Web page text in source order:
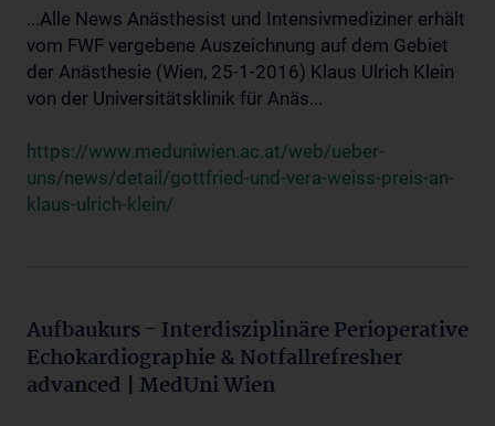
...Alle News Anästhesist und Intensivmediziner erhält
vom FWF vergebene Auszeichnung auf dem Gebiet
der Anästhesie (Wien, 25-1-2016) Klaus Ulrich Klein
von der Universitätsklinik für Anäs...
https://www.meduniwien.ac.at/web/ueber-
uns/news/detail/gottfried-und-vera-weiss-preis-an-
klaus-ulrich-klein/
Aufbaukurs - Interdisziplinäre Perioperative
Echokardiographie & Notfallrefresher
advanced | MedUni Wien